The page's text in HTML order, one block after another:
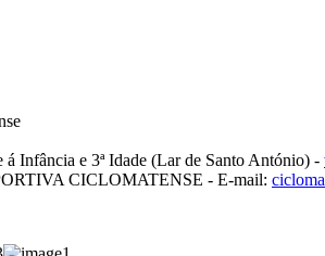
á Infância e 3ª Idade (Lar de Santo António) -
CICLOMATENSE - E-mail: